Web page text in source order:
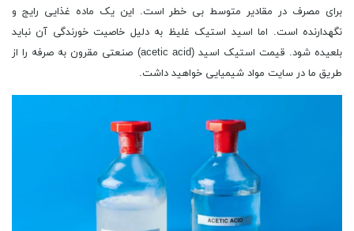
برای مصرف در مقادیر متوسط بی خطر است. این یک ماده غذایی رایج و
نگهدارنده است. اما اسید استیک غلیظ به دلیل خاصیت خورندگی آن نباید
بلعیده شود. قیمت استیک اسید (acetic acid) صنعتی مقرون به صرفه را از
طریق ما در سایت مواد شیمیایی خواهید داشت.